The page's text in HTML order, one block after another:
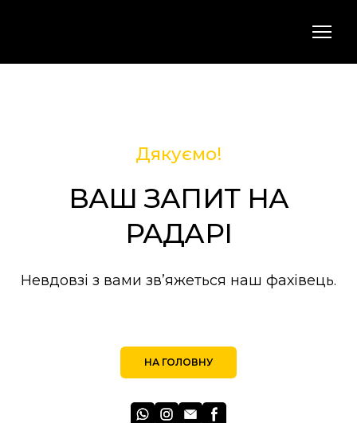
Дякуємо!
ВАШ ЗАПИТ НА
РАДАРІ
Невдовзі з вами зв’яжеться наш фахівець.
НА ГОЛОВНУ